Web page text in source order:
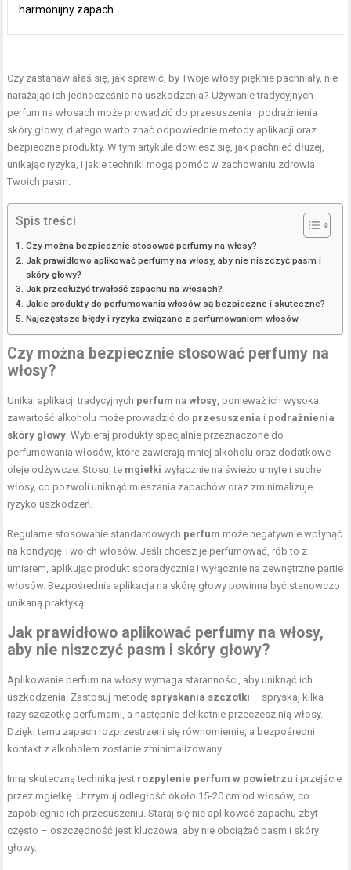
harmonijny zapach
Czy zastanawiałaś się, jak sprawić, by Twoje włosy pięknie pachniały, nie
narażając ich jednocześnie na uszkodzenia? Używanie tradycyjnych
perfum na włosach może prowadzić do przesuszenia i podrażnienia
skóry głowy, dlatego warto znać odpowiednie metody aplikacji oraz
bezpieczne produkty. W tym artykule dowiesz się, jak pachnieć dłużej,
unikając ryzyka, i jakie techniki mogą pomóc w zachowaniu zdrowia
Twoich pasm.
Spis treści
Czy można bezpiecznie stosować perfumy na włosy?
Jak prawidłowo aplikować perfumy na włosy, aby nie niszczyć pasm i
skóry głowy?
Jak przedłużyć trwałość zapachu na włosach?
Jakie produkty do perfumowania włosów są bezpieczne i skuteczne?
Najczęstsze błędy i ryzyka związane z perfumowaniem włosów
Czy można bezpiecznie stosować perfumy na
włosy?
Unikaj aplikacji tradycyjnych perfum nawłosy , ponieważ ich wysoka
zawartość alkoholu może prowadzić do przesuszenia i podrażnienia
skóry głowy . Wybieraj produkty specjalnie przeznaczone do
perfumowania włosów, które zawierają mniej alkoholu oraz dodatkowe
oleje odżywcze. Stosuj te mgiełki wyłącznie na świeżo umyte i suche
włosy, co pozwoli uniknąć mieszania zapachów oraz zminimalizuje
ryzyko uszkodzeń.
Regularne stosowanie standardowych perfum może negatywnie wpłynąć
na kondycję Twoich włosów. Jeśli chcesz je perfumować, rób to z
umiarem, aplikując produkt sporadycznie i wyłącznie na zewnętrzne partie
włosów. Bezpośrednia aplikacja na skórę głowy powinna być stanowczo
unikaną praktyką.
Jak prawidłowo aplikować perfumy na włosy,
aby nie niszczyć pasm i skóry głowy?
Aplikowanie perfum na włosy wymaga staranności, aby uniknąć ich
uszkodzenia. Zastosuj metodę spryskania szczotki – spryskaj kilka
razy szczotkę perfumami , a następnie delikatnie przeczesz nią włosy.
Dzięki temu zapach rozprzestrzeni się równomiernie, a bezpośredni
kontakt z alkoholem zostanie zminimalizowany.
Inną skuteczną techniką jest rozpylenie perfum w powietrzu i przejście
przez mgiełkę. Utrzymuj odległość około 15-20 cm od włosów, co
zapobiegnie ich przesuszeniu. Staraj się nie aplikować zapachu zbyt
często – oszczędność jest kluczowa, aby nie obciążać pasm i skóry
głowy.